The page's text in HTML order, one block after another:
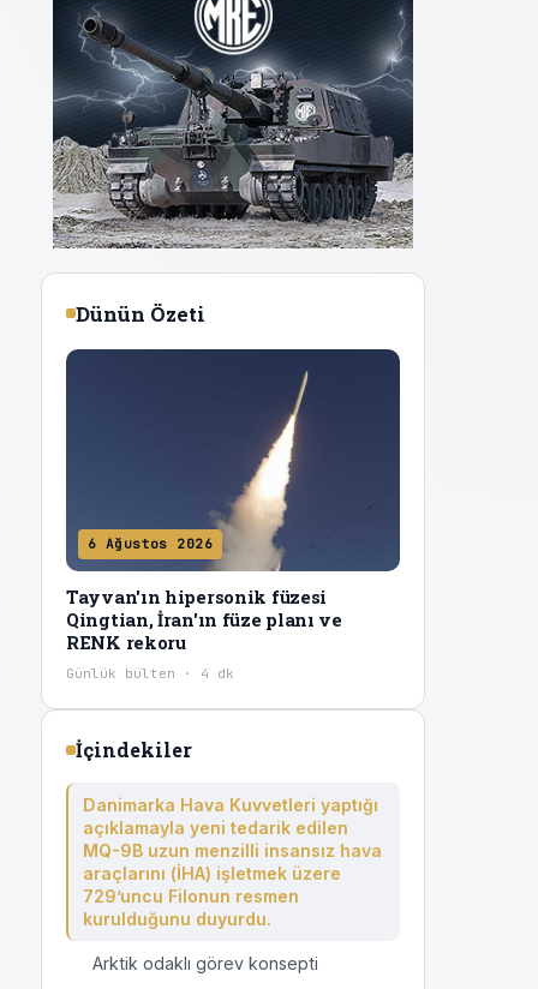
Dünün Özeti
6 Ağustos 2026
Tayvan'ın hipersonik füzesi
Qingtian, İran'ın füze planı ve
RENK rekoru
Günlük bülten · 4 dk
İçindekiler
Danimarka Hava Kuvvetleri yaptığı
açıklamayla yeni tedarik edilen
MQ-9B uzun menzilli insansız hava
araçlarını (İHA) işletmek üzere
729’uncu Filonun resmen
kurulduğunu duyurdu.
Arktik odaklı görev konsepti